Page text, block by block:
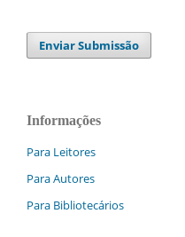
Enviar Submissão
Informações
Para Leitores
Para Autores
Para Bibliotecários